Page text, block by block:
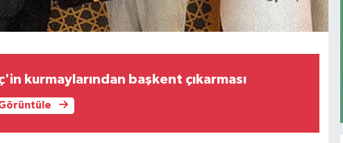
kurmaylarından başkent çıkarması